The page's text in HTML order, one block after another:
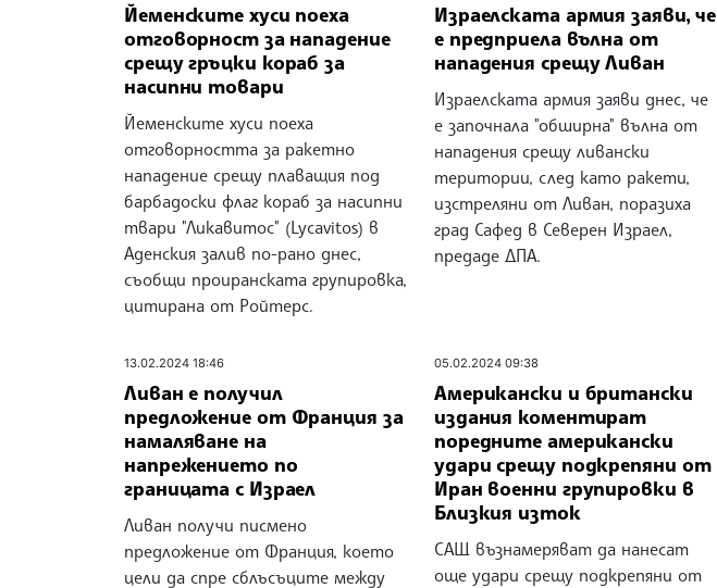
Йеменските хуси поеха
отговорност за нападение
срещу гръцки кораб за
насипни товари
Йеменските хуси поеха
отговорността за ракетно
нападение срещу плаващия под
барбадоски флаг кораб за насипни
твари "Ликавитос" (Lycavitos) в
Аденския залив по-рано днес,
съобщи проиранската групировка,
цитирана от Ройтерс.
Израелската армия заяви, че
е предприела вълна от
нападения срещу Ливан
Израелската армия заяви днес, че
е започнала "обширна" вълна от
нападения срещу ливански
територии, след като ракети,
изстреляни от Ливан, поразиха
град Сафед в Северен Израел,
предаде ДПА.
13.02.2024 18:46
Ливан е получил
предложение от Франция за
намаляване на
напрежението по
границата с Израел
Ливан получи писмено
предложение от Франция, което
цели да спре сблъсъците между
05.02.2024 09:38
Американски и британски
издания коментират
поредните американски
удари срещу подкрепяни от
Иран военни групировки в
Близкия изток
САЩ възнамеряват да нанесат
още удари срещу подкрепяни от